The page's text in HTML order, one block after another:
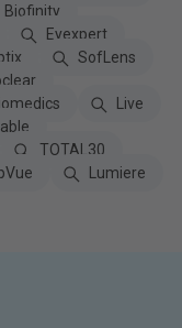
Biofinity
Eyexpert
SofLens
Live
TOTAL30
Lumiere